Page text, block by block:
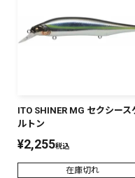
ITO SHINER MG セクシース
ルトン
¥2,255税込
在庫切れ